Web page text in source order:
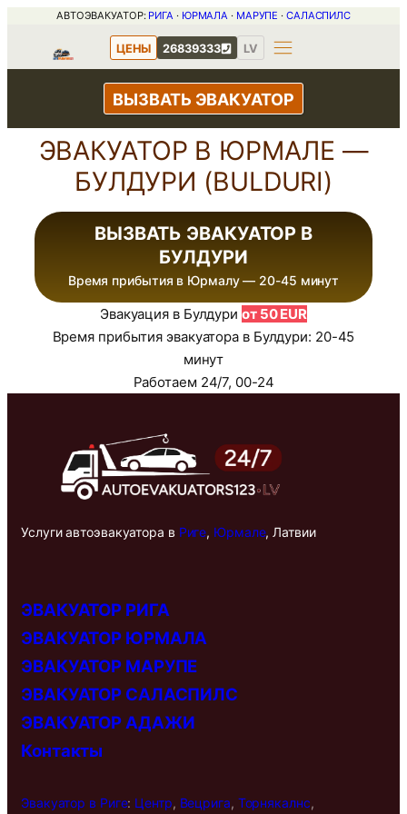
Перейти
содержимому
АВТОЭВАКУАТОР: РИГА · ЮРМАЛА · МАРУПЕ · САЛАСПИЛС
ЦЕНЫ 26839333 LV
ВЫЗВАТЬ ЭВАКУАТОР
ЭВАКУАТОР В ЮРМАЛЕ —
БУЛДУРИ (BULDURI)
ВЫЗВАТЬ ЭВАКУАТОР В
БУЛДУРИ
Время прибытия в Юрмалу — 20-45 минут
Эвакуация в Булдури от 50 EUR
Время прибытия эвакуатора в Булдури: 20-45
минут
Работаем 24/7, 00-24
Услуги автоэвакуатора в Риге, Юрмале, Латвии
ЭВАКУАТОР РИГА
ЭВАКУАТОР ЮРМАЛА
ЭВАКУАТОР МАРУПЕ
ЭВАКУАТОР САЛАСПИЛС
ЭВАКУАТОР АДАЖИ
Контакты
Эвакуатор в Риге: Центр, Вецрига, Торнякалнс,